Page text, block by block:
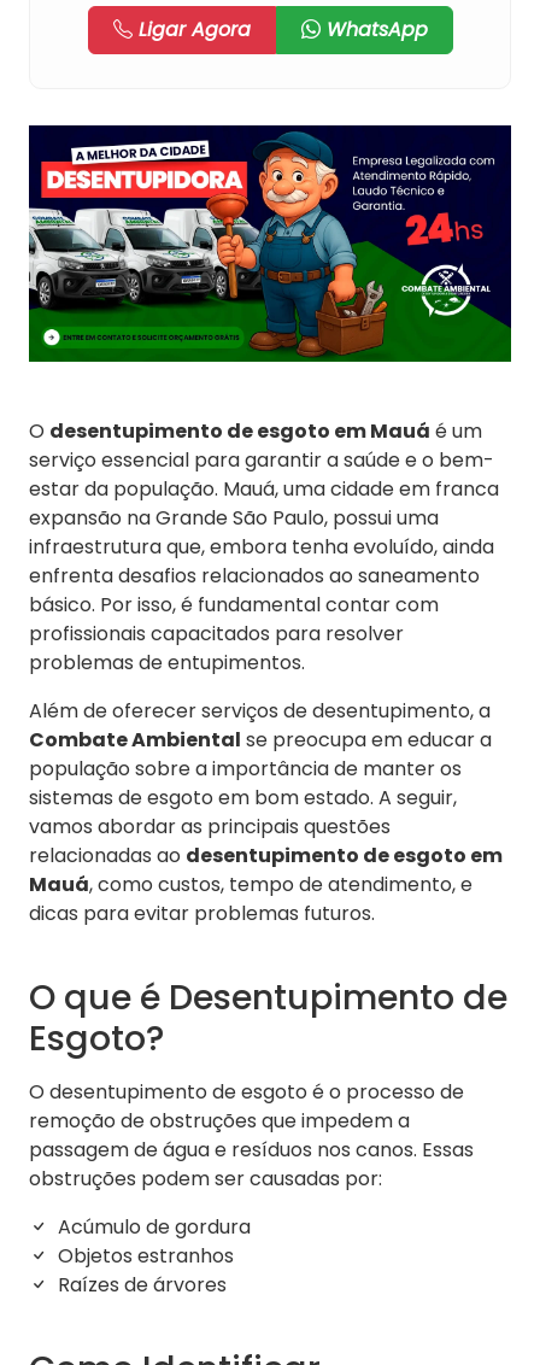
Ligar Agora
WhatsApp
O desentupimento de esgoto em Mauá é um
serviço essencial para garantir a saúde e o bem-
estar da população. Mauá, uma cidade em franca
expansão na Grande São Paulo, possui uma
infraestrutura que, embora tenha evoluído, ainda
enfrenta desafios relacionados ao saneamento
básico. Por isso, é fundamental contar com
profissionais capacitados para resolver
problemas de entupimentos.
Além de oferecer serviços de desentupimento, a
Combate Ambiental se preocupa em educar a
população sobre a importância de manter os
sistemas de esgoto em bom estado. A seguir,
vamos abordar as principais questões
relacionadas ao desentupimento de esgoto em
Mauá, como custos, tempo de atendimento, e
dicas para evitar problemas futuros.
O que é Desentupimento de
Esgoto?
O desentupimento de esgoto é o processo de
remoção de obstruções que impedem a
passagem de água e resíduos nos canos. Essas
obstruções podem ser causadas por:
Acúmulo de gordura
Objetos estranhos
Raízes de árvores